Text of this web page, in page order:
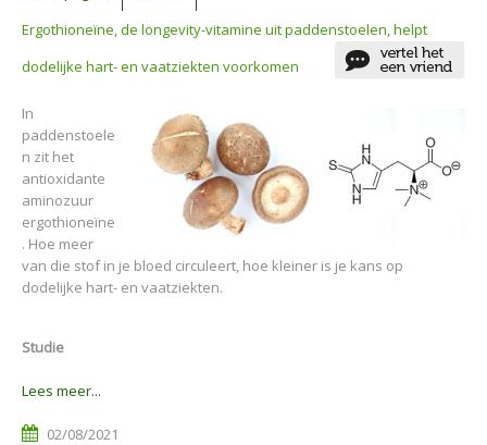
Ergothioneïne, de longevity-vitamine uit paddenstoelen, helpt
dodelijke hart- en vaatziekten voorkomen
In
paddenstoele
n zit het
antioxidante
aminozuur
ergothioneïne
. Hoe meer
van die stof in je bloed circuleert, hoe kleiner is je kans op
dodelijke hart- en vaatziekten.
Studie
Lees meer...
02/08/2021